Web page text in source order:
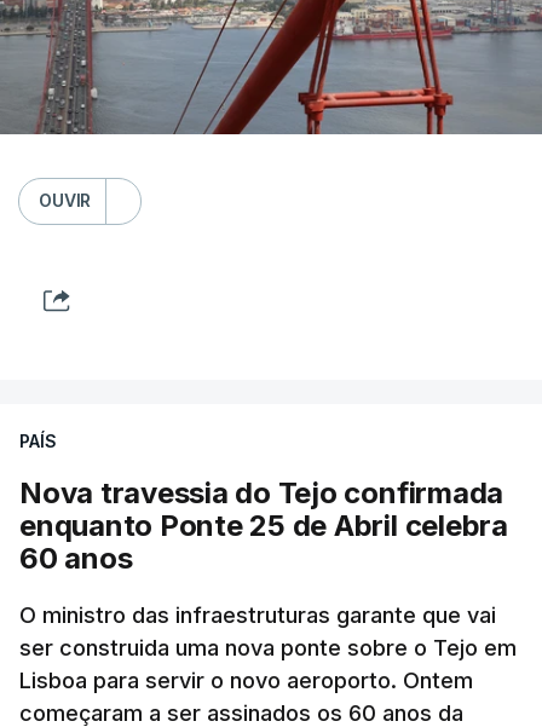
OUVIR
PAÍS
Nova travessia do Tejo confirmada
enquanto Ponte 25 de Abril celebra
60 anos
O ministro das infraestruturas garante que vai
ser construida uma nova ponte sobre o Tejo em
Lisboa para servir o novo aeroporto. Ontem
começaram a ser assinados os 60 anos da